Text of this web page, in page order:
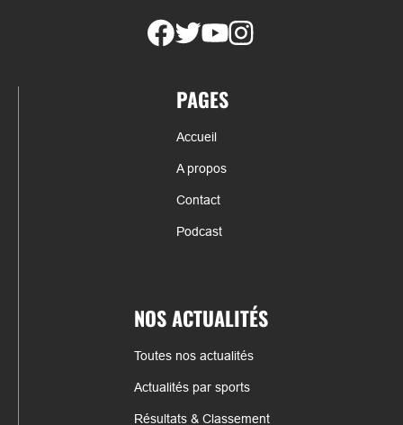
PAGES
Accueil
A propos
Contact
Podcast
NOS ACTUALITÉS
Toutes nos actualités
Actualités par sports
Résultats & Classement